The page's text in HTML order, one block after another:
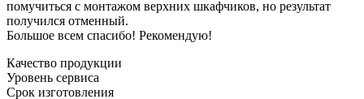
помучиться с монтажом верхних шкафчиков, но результат
получился отменный.
Большое всем спасибо! Рекомендую!
Качество продукции
Уровень сервиса
Срок изготовления